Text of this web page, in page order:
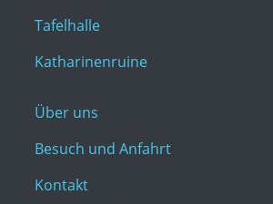
Tafelhalle
Katharinenruine
Über uns
Besuch und Anfahrt
Kontakt